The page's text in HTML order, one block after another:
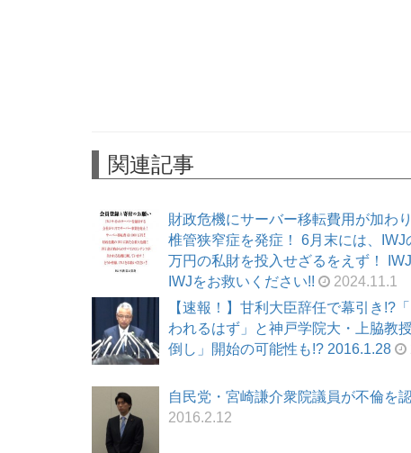
関連記事
財政危機にサーバー移転費用が加わ
椎管狭窄症を発症！ 6月末には、
万円の私財を投入せざるをえず！
IWJをお救いください!!
2024.11.1
【速報！】甘利大臣辞任で幕引き!?
われるはず」と神戸学院大・上脇教
倒し」開始の可能性も!? 2016.1.28
自民党・宮崎謙介衆院議員が不倫
2016.2.12